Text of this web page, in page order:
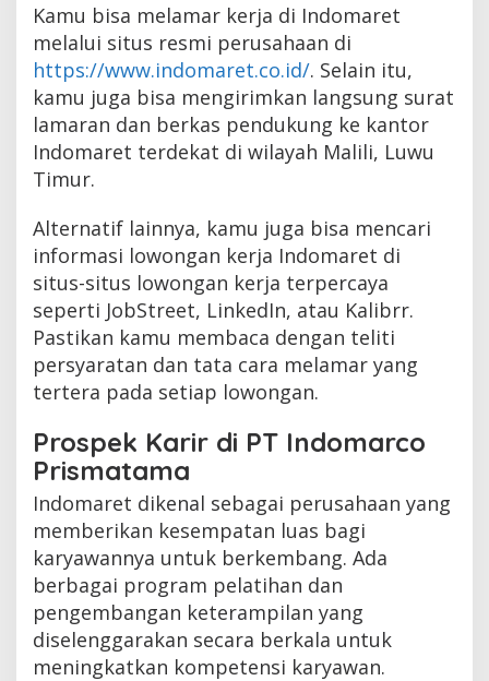
Kamu bisa melamar kerja di Indomaret
melalui situs resmi perusahaan di
https://www.indomaret.co.id/. Selain itu,
kamu juga bisa mengirimkan langsung surat
lamaran dan berkas pendukung ke kantor
Indomaret terdekat di wilayah Malili, Luwu
Timur.
Alternatif lainnya, kamu juga bisa mencari
informasi lowongan kerja Indomaret di
situs-situs lowongan kerja terpercaya
seperti JobStreet, LinkedIn, atau Kalibrr.
Pastikan kamu membaca dengan teliti
persyaratan dan tata cara melamar yang
tertera pada setiap lowongan.
Prospek Karir di PT Indomarco
Prismatama
Indomaret dikenal sebagai perusahaan yang
memberikan kesempatan luas bagi
karyawannya untuk berkembang. Ada
berbagai program pelatihan dan
pengembangan keterampilan yang
diselenggarakan secara berkala untuk
meningkatkan kompetensi karyawan.